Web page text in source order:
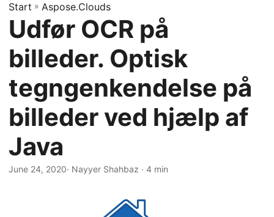
n
i
g
a
t
i
n
Start » Aspose.Clouds
Udfør OCR på
billeder. Optisk
tegngenkendelse på
billeder ved hjælp af
Java
June 24, 2020· Nayyer Shahbaz · 4 min